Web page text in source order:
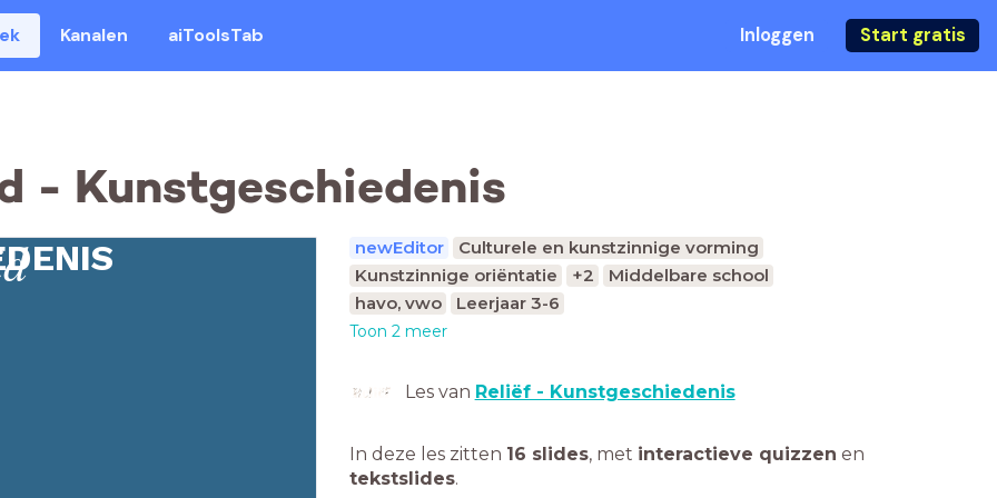
Kanalen aiToolsTab Inloggen Start gratis
- Kunstgeschiedenis
newEditor
Culturele en kunstzinnige vorming
Kunstzinnige oriëntatie
+2
Middelbare school
havo, vwo
Leerjaar 3-6
Toon 2 meer
Les van Reliëf - Kunstgeschiedenis
In deze les zitten 16 slides, met interactieve quizzen en
tekstslides.